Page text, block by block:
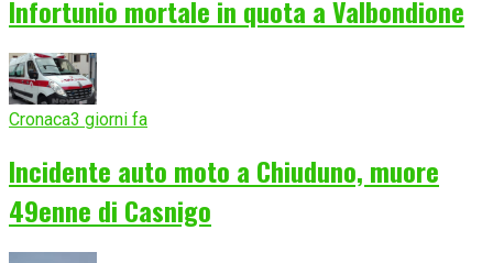
Infortunio mortale in quota a Valbondione
Cronaca3 giorni fa
Incidente auto moto a Chiuduno, muore
49enne di Casnigo